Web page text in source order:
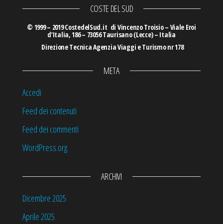
COSTE DEL SUD
© 1999 – 2019 CostedelSud.it di Vincenzo Troisio – Viale Eroi
d’Italia, 186 – 73056 Taurisano (Lecce) – Italia
Direzione Tecnica Agenzia Viaggi e Turismo nr 178
META
Accedi
Feed dei contenuti
Feed dei commenti
WordPress.org
ARCHIVI
Dicembre 2025
Aprile 2025